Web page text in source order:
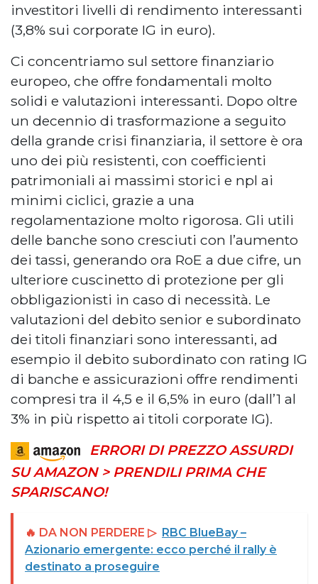
investitori livelli di rendimento interessanti
(3,8% sui corporate IG in euro).
Ci concentriamo sul settore finanziario
europeo, che offre fondamentali molto
solidi e valutazioni interessanti. Dopo oltre
un decennio di trasformazione a seguito
della grande crisi finanziaria, il settore è ora
uno dei più resistenti, con coefficienti
patrimoniali ai massimi storici e npl ai
minimi ciclici, grazie a una
regolamentazione molto rigorosa. Gli utili
delle banche sono cresciuti con l’aumento
dei tassi, generando ora RoE a due cifre, un
ulteriore cuscinetto di protezione per gli
obbligazionisti in caso di necessità. Le
valutazioni del debito senior e subordinato
dei titoli finanziari sono interessanti, ad
esempio il debito subordinato con rating IG
di banche e assicurazioni offre rendimenti
compresi tra il 4,5 e il 6,5% in euro (dall’1 al
3% in più rispetto ai titoli corporate IG).
ERRORI DI PREZZO ASSURDI
SU AMAZON > PRENDILI PRIMA CHE
SPARISCANO!
🔥 DA NON PERDERE ▷ RBC BlueBay –
Azionario emergente: ecco perché il rally è
destinato a proseguire